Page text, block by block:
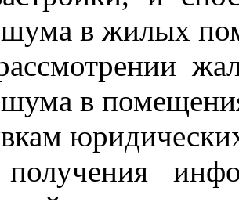
шума в жилых
в